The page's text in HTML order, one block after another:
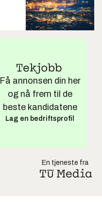
Få annonsen din her
og nå frem til de
beste kandidatene
Lag en bedriftsprofil
En tjeneste fra